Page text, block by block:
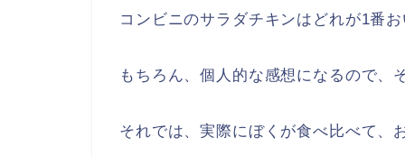
コンビニのサラダチキンはどれが1番
もちろん、個人的な感想になるので、
それでは、実際にぼくが食べ比べて、